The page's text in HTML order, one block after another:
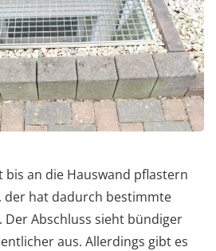
bis an die Hauswand pflastern
der hat dadurch bestimmte
Der Abschluss sieht bündiger
aus. Allerdings gibt es